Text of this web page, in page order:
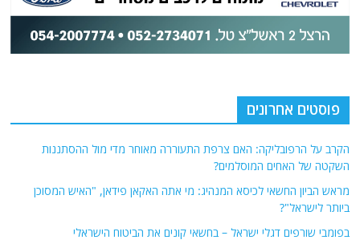
הקרב על הרפובליקה: האם צרפת התעוררה מאוחר מדי מול ההסתננות
השקטה של האחים המוסלמים?
ביותר לישראל"?